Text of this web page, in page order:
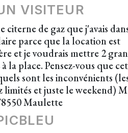
VISITEUR
citerne de gaz que j'avais
parce que la location est
et je voudrais mettre 2
la place. Pensez-vous que
sont les inconvénients
limités et juste le weekend)
Maulette